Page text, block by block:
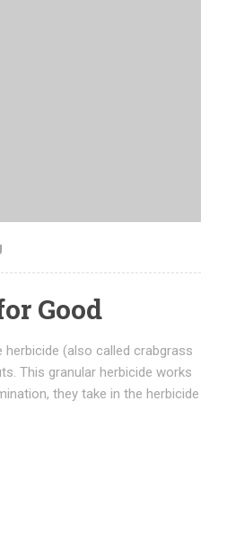
Good
(also called crabgrass
This granular herbicide works
they take in the herbicide